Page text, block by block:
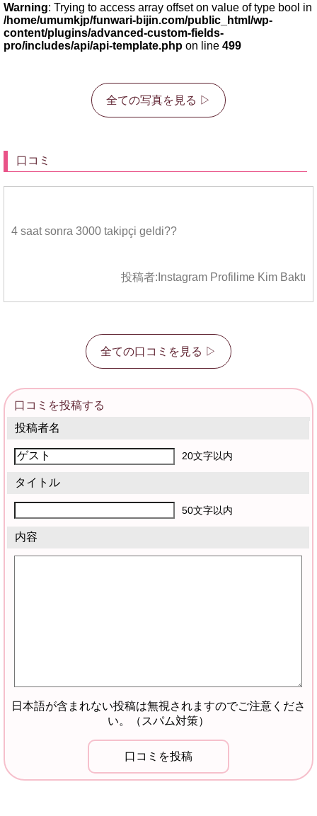
Warning: Trying to access array offset on value of type bool in
/home/umumkjp/funwari-bijin.com/public_html/wp-
content/plugins/advanced-custom-fields-
pro/includes/api/api-template.php on line 499
全ての写真を見る ▷
口コミ
4 saat sonra 3000 takipçi geldi??
投稿者: Instagram Profilime Kim Baktı
全ての口コミを見る ▷
口コミを投稿する
投稿者名
20文字以内
タイトル
50文字以内
内容
日本語が含まれない投稿は無視されますのでご注意くださ
い。（スパム対策）